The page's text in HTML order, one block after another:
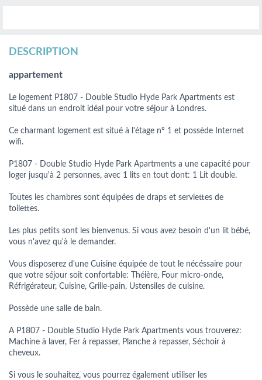
DESCRIPTION
appartement
Le logement P1807 - Double Studio Hyde Park Apartments est
situé dans un endroit idéal pour votre séjour à Londres.
Ce charmant logement est situé à l'étage nº 1 et possède Internet
wifi.
P1807 - Double Studio Hyde Park Apartments a une capacité pour
loger jusqu'à 2 personnes, avec 1 lits en tout dont: 1 Lit double.
Toutes les chambres sont équipées de draps et serviettes de
toilettes.
Les plus petits sont les bienvenus. Si vous avez besoin d'un lit bébé,
vous n'avez qu'à le demander.
Vous disposerez d'une Cuisine équipée de tout le nécéssaire pour
que votre séjour soit confortable: Théière, Four micro-onde,
Réfrigérateur, Cuisine, Grille-pain, Ustensiles de cuisine.
Possède une salle de bain.
A P1807 - Double Studio Hyde Park Apartments vous trouverez:
Machine à laver, Fer à repasser, Planche à repasser, Séchoir à
cheveux.
Si vous le souhaitez, vous pourrez également utiliser les